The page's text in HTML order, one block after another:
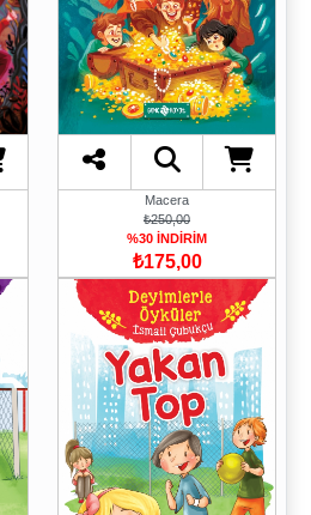
Macera
₺250,00
%30 İNDİRİM
₺175,00